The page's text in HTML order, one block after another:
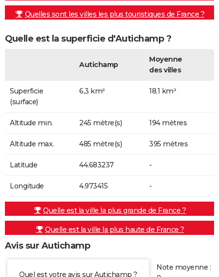
Quelles sont les villes les plus touristiques de France ?
Quelle est la superficie d'Autichamp ?
Autichamp
Moyenne
des villes
Superficie
(surface)
6,3 km² 18,1 km²
Altitude min. 245 mètre(s) 194 mètres
Altitude max. 485 mètre(s) 395 mètres
Latitude 44.683237 -
Longitude 4.973415 -
Quelle est la ville la plus grande de France ?
Quelle est la ville la plus haute de France ?
Avis sur Autichamp
Quel est votre avis sur Autichamp ?
Note moyenne :